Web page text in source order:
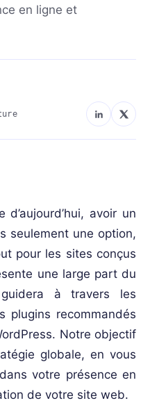
en ligne et
avoir un
seulement une option,
pour les sites conçus
une large part du
à travers les
plugins recommandés
Notre objectif
globale, en vous
votre présence en
de votre site web.